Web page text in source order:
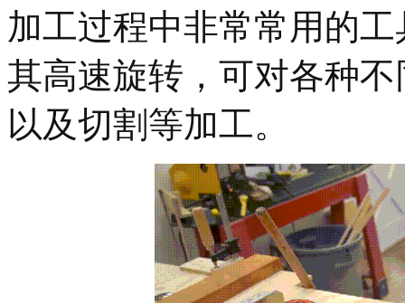
加工过程中非常常用的
其高速旋转，可对各种
以及切割等加工。